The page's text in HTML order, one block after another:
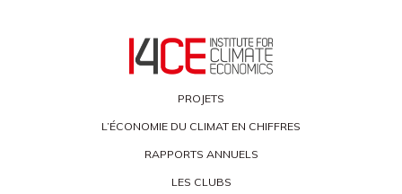
PROJETS
L’ÉCONOMIE DU CLIMAT EN CHIFFRES
RAPPORTS ANNUELS
LES CLUBS